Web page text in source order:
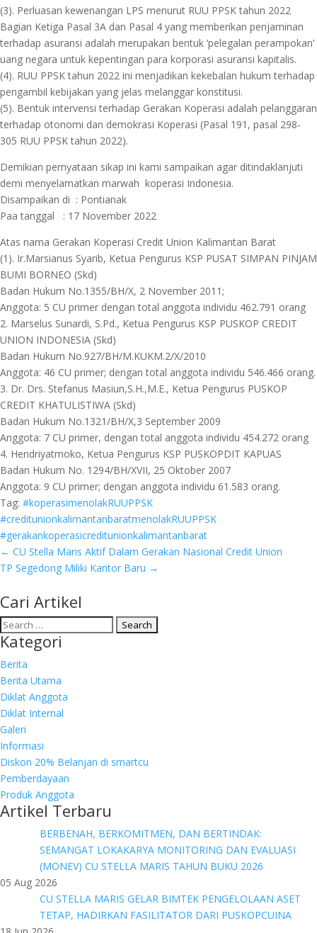
(3). Perluasan kewenangan LPS menurut RUU PPSK tahun 2022
Bagian Ketiga Pasal 3A dan Pasal 4 yang memberikan penjaminan
terhadap asuransi adalah merupakan bentuk ‘pelegalan perampokan’
uang negara untuk kepentingan para korporasi asuransi kapitalis.
(4). RUU PPSK tahun 2022 ini menjadikan kekebalan hukum terhadap
pengambil kebijakan yang jelas melanggar konstitusi.
(5). Bentuk intervensi terhadap Gerakan Koperasi adalah pelanggaran
terhadap otonomi dan demokrasi Koperasi (Pasal 191, pasal 298-
305 RUU PPSK tahun 2022).
Demikian pernyataan sikap ini kami sampaikan agar ditindaklanjuti
demi menyelamatkan marwah koperasi Indonesia.
Disampaikan di : Pontianak
Paa tanggal : 17 November 2022
Atas nama Gerakan Koperasi Credit Union Kalimantan Barat
(1). Ir.Marsianus Syarib, Ketua Pengurus KSP PUSAT SIMPAN PINJAM
BUMI BORNEO (Skd)
Badan Hukum No.1355/BH/X, 2 November 2011;
Anggota: 5 CU primer dengan total anggota individu 462.791 orang
2. Marselus Sunardi, S.Pd., Ketua Pengurus KSP PUSKOP CREDIT
UNION INDONESIA (Skd)
Badan Hukum No.927/BH/M.KUKM.2/X/2010
Anggota: 46 CU primer; dengan total anggota individu 546.466 orang.
3. Dr. Drs. Stefanus Masiun,S.H.,M.E., Ketua Pengurus PUSKOP
CREDIT KHATULISTIWA (Skd)
Badan Hukum No.1321/BH/X,3 September 2009
Anggota: 7 CU primer, dengan total anggota individu 454.272 orang
4. Hendriyatmoko, Ketua Pengurus KSP PUSKOPDIT KAPUAS
Badan Hukum No. 1294/BH/XVII, 25 Oktober 2007
Anggota: 9 CU primer; dengan anggota individu 61.583 orang.
Tag: #koperasimenolakRUUPPSK
#creditunionkalimantanbaratmenolakRUUPPSK
#gerakankoperasicreditunionkalimantanbarat
← CU Stella Maris Aktif Dalam Gerakan Nasional Credit Union
TP Segedong Miliki Kantor Baru →
Cari Artikel
Search
for:
Kategori
Berita
Berita Utama
Diklat Anggota
Diklat Internal
Galeri
Informasi
Diskon 20% Belanjan di smartcu
Pemberdayaan
Produk Anggota
Artikel Terbaru
BERBENAH, BERKOMITMEN, DAN BERTINDAK:
SEMANGAT LOKAKARYA MONITORING DAN EVALUASI
(MONEV) CU STELLA MARIS TAHUN BUKU 2026
05 Aug 2026
CU STELLA MARIS GELAR BIMTEK PENGELOLAAN ASET
TETAP, HADIRKAN FASILITATOR DARI PUSKOPCUINA